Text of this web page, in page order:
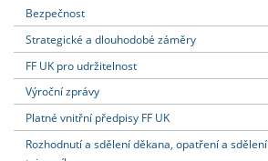
Dozvědět se více
Podat přihlášku
Dozvědět se více
Dozvědět se více
Dozvědět se více
Bezpečnost
Strategické a dlouhodobé záměry
FF UK pro udržitelnost
Výroční zprávy
Platné vnitřní předpisy FF UK
Rozhodnutí a sdělení děkana, opatření a sdělení